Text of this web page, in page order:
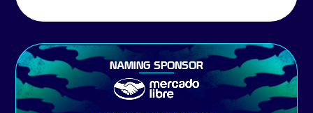
NAMING SPONSOR